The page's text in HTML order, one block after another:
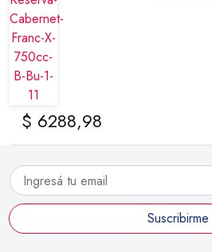
$ 6288,98
Suscribirme